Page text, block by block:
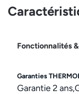
Fonctionnalités
Garanties
Garantie 2